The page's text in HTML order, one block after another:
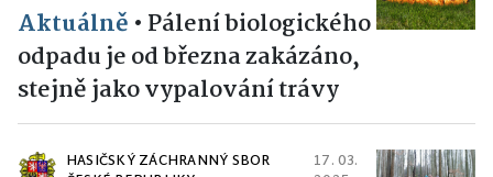
Aktuálně • Pálení biologického
odpadu je od března zakázáno,
stejně jako vypalování trávy
HASIČSKÝ ZÁCHRANNÝ SBOR
17. 03.